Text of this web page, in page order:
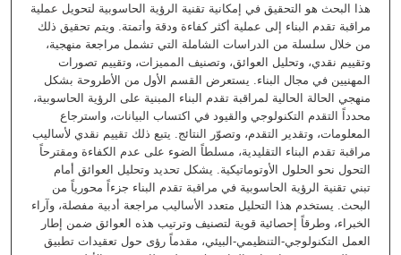
هذا البحث هو التحقيق في إمكانية تقنية الرؤية الحاسوبية لتحويل عملية
مراقبة تقدم البناء إلى عملية أكثر كفاءة ودقة وأتمتة. ويتم تحقيق ذلك
من خلال سلسلة من الدراسات الشاملة التي تشمل مراجعة منهجية،
وتقييم نقدي، وتحليل العوائق، وتصنيف المميزات، وتقييم تصورات
المهنيين في مجال البناء. يستعرض القسم الأول من الأطروحة بشكل
منهجي الحالة الحالية لمراقبة تقدم البناء المبنية على الرؤية الحاسوبية،
محدداً التقدم التكنولوجي والقيود في اكتساب البيانات، واسترجاع
المعلومات، وتقدير التقدم، وتصوّر النتائج. يتبع ذلك تقييم نقدي لأساليب
مراقبة تقدم البناء التقليدية، مسلطاً الضوء على عدم الكفاءة ومقترحاً
التحول نحو الحلول الأوتوماتيكية. يشكل تحديد وتحليل العوائق أمام
تبني تقنية الرؤية الحاسوبية في مراقبة تقدم البناء جزءاً محورياً من
البحث. يستخدم هذا التحليل متعدد الأساليب مراجعة أدبية مفصلة، وآراء
الخبراء، وطرقاً إحصائية قوية لتصنيف وترتيب هذه العوائق ضمن إطار
العمل التكنولوجي-التنظيمي-البيئي، مقدماً رؤى حول تعقيدات تطبيق